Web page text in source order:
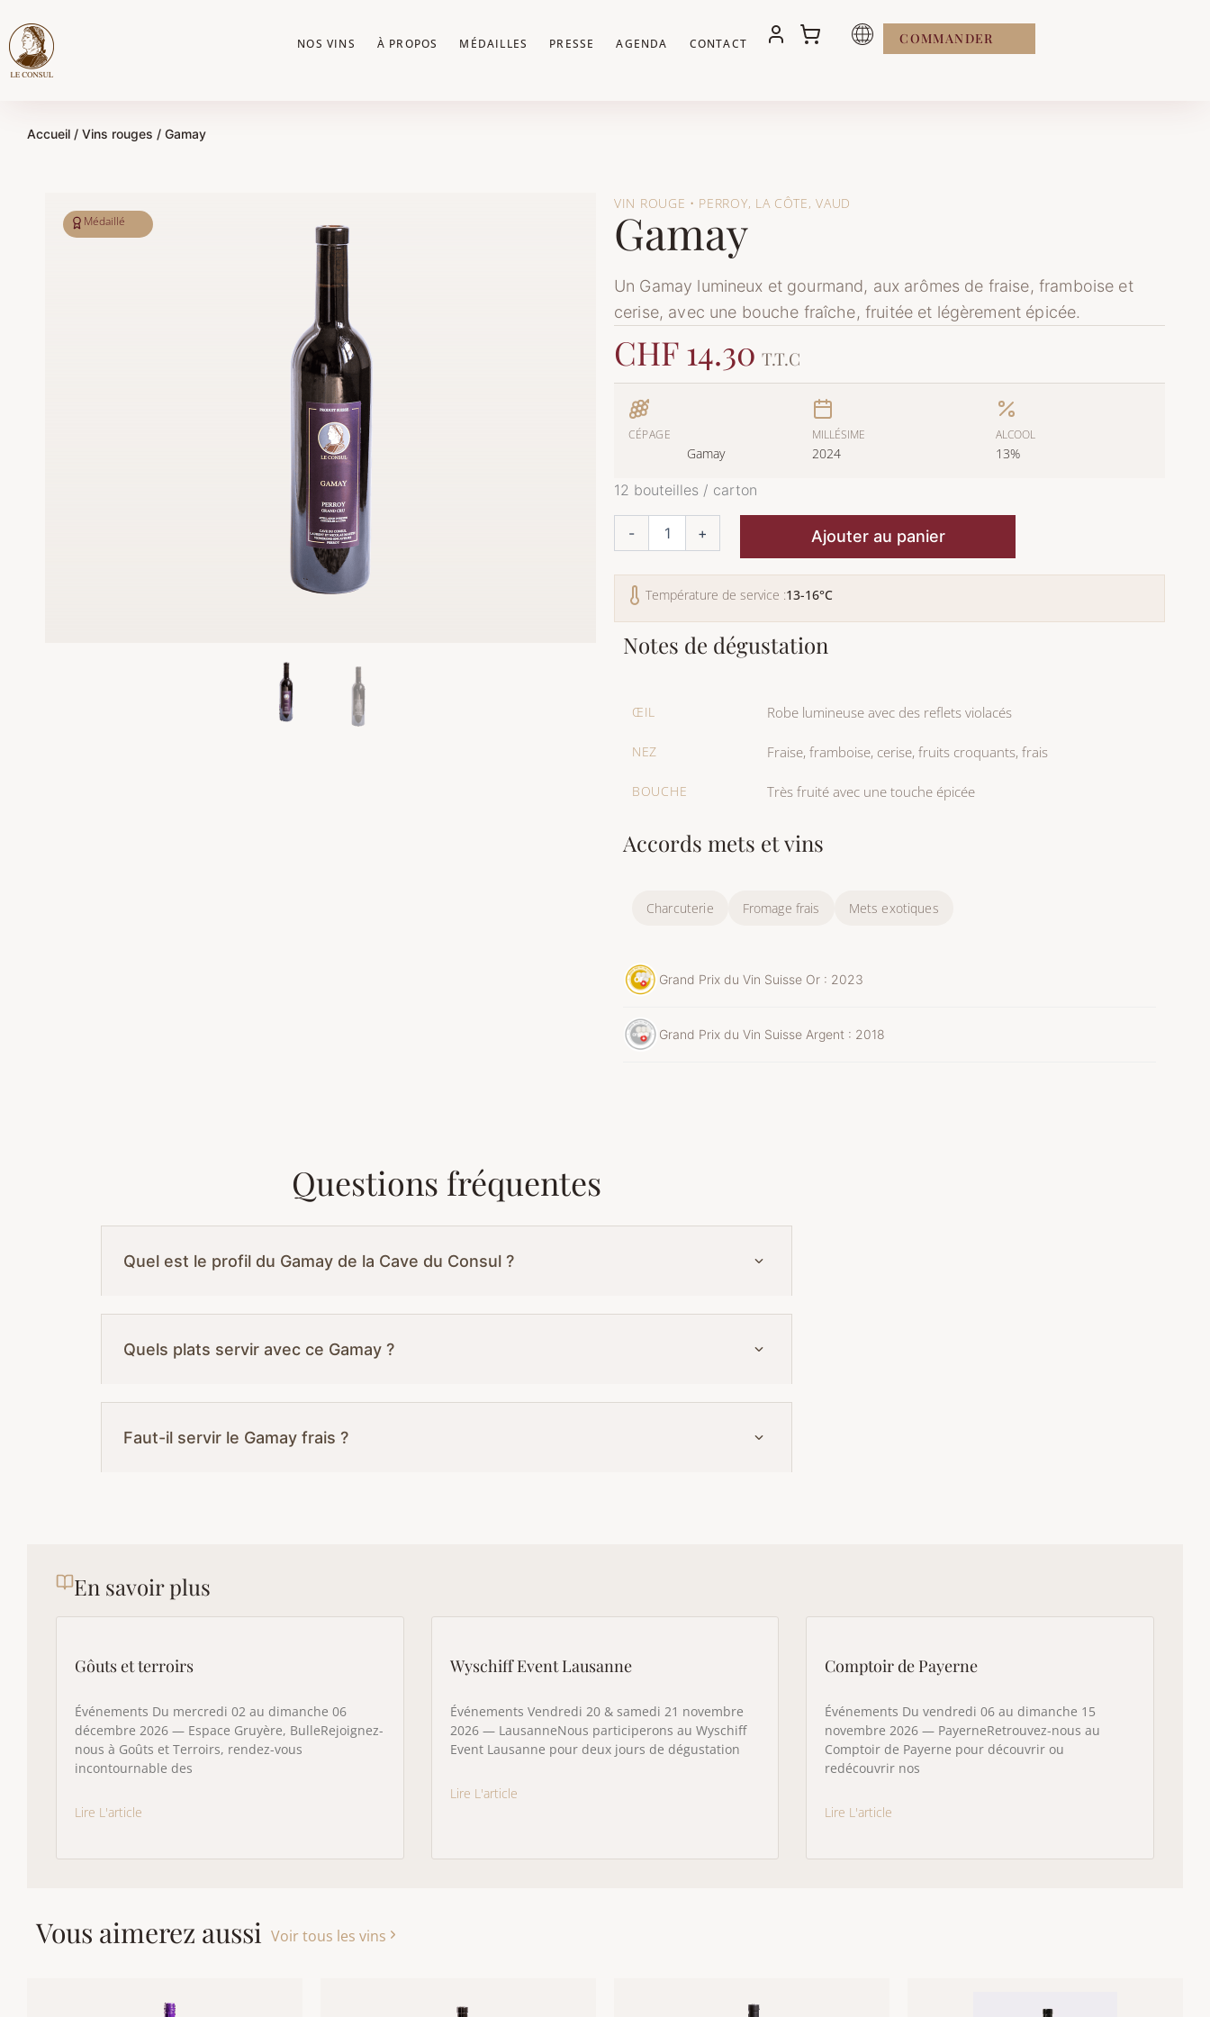
au
contenu
NOS VINS À PROPOS MÉDAILLES PRESSE AGENDA CONTACT COMMANDER
Accueil / Vins rouges / Gamay
Médaillé
VIN ROUGE • PERROY, LA CÔTE, VAUD
Gamay
Un Gamay lumineux et gourmand, aux arômes de fraise, framboise et
cerise, avec une bouche fraîche, fruitée et légèrement épicée.
CHF 14.30 T.T.C
CÉPAGE
Gamay
MILLÉSIME
2024
ALCOOL
13%
12 bouteilles / carton
-
quantité
+ Ajouter au panier
Température de service :13-16°C
Notes de dégustation
ŒIL Robe lumineuse avec des reflets violacés
NEZ Fraise, framboise, cerise, fruits croquants, frais
BOUCHE Très fruité avec une touche épicée
Accords mets et vins
Charcuterie Fromage frais Mets exotiques
Grand Prix du Vin Suisse Or : 2023
Grand Prix du Vin Suisse Argent : 2018
Questions fréquentes
Quel est le profil du Gamay de la Cave du Consul ?
Quels plats servir avec ce Gamay ?
Faut-il servir le Gamay frais ?
En savoir plus
Gôuts et terroirs
Événements Du mercredi 02 au dimanche 06
décembre 2026 — Espace Gruyère, BulleRejoignez-
nous à Goûts et Terroirs, rendez-vous
incontournable des
Lire L'article
Wyschiff Event Lausanne
Événements Vendredi 20 & samedi 21 novembre
2026 — LausanneNous participerons au Wyschiff
Event Lausanne pour deux jours de dégustation
Lire L'article
Comptoir de Payerne
Événements Du vendredi 06 au dimanche 15
novembre 2026 — PayerneRetrouvez-nous au
Comptoir de Payerne pour découvrir ou
redécouvrir nos
Lire L'article
Vous aimerez aussi Voir tous les vins